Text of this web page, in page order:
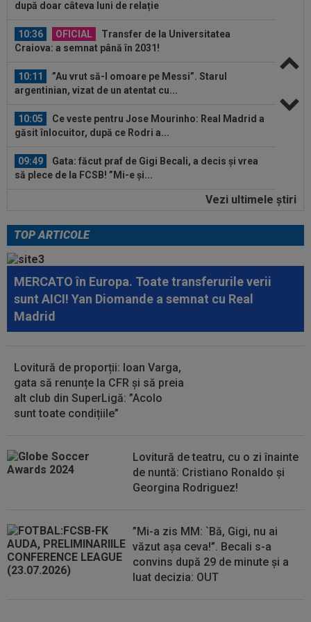
după doar câteva luni de relație
10:36 OFICIAL
Transfer de la Universitatea
Craiova: a semnat până în 2031!
10:11
”Au vrut să-l omoare pe Messi”. Starul
argentinian, vizat de un atentat cu...
10:05
Ce veste pentru Jose Mourinho: Real Madrid a
găsit înlocuitor, după ce Rodri a...
09:49
Gata: făcut praf de Gigi Becali, a decis și vrea
să plece de la FCSB! ”Mi-e și...
"Dacă e nevoie de o sută de mingi ca să o
10:55 LIVE VIDEO
Concordia Chiajna - FC Bihor 0-
0, ACUM, pe Digi Sport 1. Programul complet al...
10:51 EXCLUSIV
Ioan Varga a ales antrenorul de la
CFR Cluj + CINCI jucători cu salarii mari...
10:39
Kim Kardashian speră la "nunta secolului",
10:36 OFICIAL
Transfer de la Universitatea
Craiova: a semnat până în 2031!
10:11
”Au vrut să-l omoare pe Messi”. Starul
Vezi ultimele ştiri
TOP ARTICOLE
MERCATO în Europa. Toate transferurile verii
sunt AICI! Yan Diomande a semnat cu Real
Madrid
Lovitură de proporții: Ioan Varga,
gata să renunțe la CFR și să preia
alt club din SuperLigă: ”Acolo
sunt toate condițiile”
Lovitură de teatru, cu o zi înainte
de nuntă: Cristiano Ronaldo și
Georgina Rodriguez!
”Mi-a zis MM: `Bă, Gigi, nu ai
văzut așa ceva!”. Becali s-a
convins după 29 de minute și a
luat decizia: OUT